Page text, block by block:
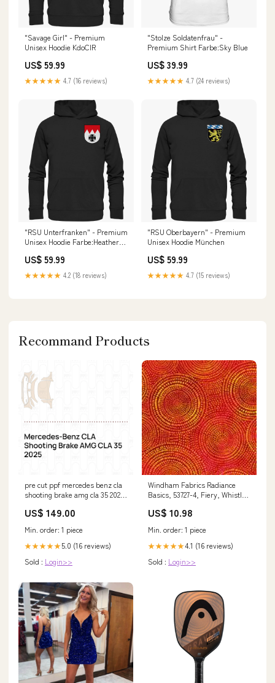
"Savage Girl" - Premium
Unisex Hoodie KdoCIR
US$ 59.99
★★★★★ 4.7 (16 reviews)
"Stolze Soldatenfrau" -
Premium Shirt Farbe:Sky Blue
US$ 39.99
★★★★★ 4.7 (24 reviews)
"RSU Unterfranken" - Premium
Unisex Hoodie Farbe:Heather
US$ 59.99
★★★★★ 4.2 (18 reviews)
"RSU Oberbayern" - Premium
Unisex Hoodie München
US$ 59.99
★★★★★ 4.7 (15 reviews)
Recommand Products
pre cut ppf mercedes benz cla
shooting brake amg cla 35 2025
of Hood+Fender
US$ 149.00
Min. order: 1 piece
★★★★★5.0 (16 reviews)
Sold : Login>>
Windham Fabrics Radiance
Basics, 53727-4, Fiery, Whistler
US$ 10.98
Min. order: 1 piece
★★★★★4.1 (16 reviews)
Sold : Login>>